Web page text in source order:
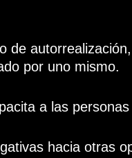
de
por uno mismo.
a las
hacia otras